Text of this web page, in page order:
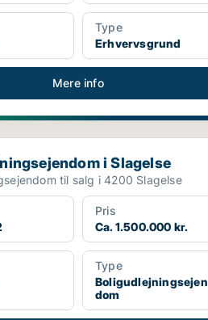
Type
Erhvervsgrund
Mere info
i Slagelse
i Slagelse
til salg i 4200 Slagelse
Pris
Ca. 1.500.000 kr.
Type
Boligudlejningsejen
dom